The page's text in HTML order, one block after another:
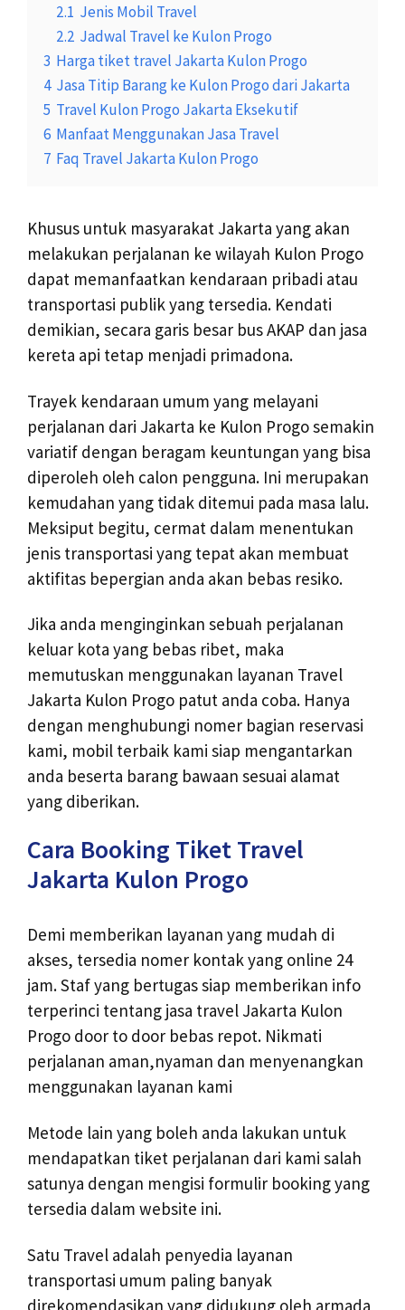
2.1 Jenis Mobil Travel
2.2 Jadwal Travel ke Kulon Progo
3 Harga tiket travel Jakarta Kulon Progo
4 Jasa Titip Barang ke Kulon Progo dari Jakarta
5 Travel Kulon Progo Jakarta Eksekutif
6 Manfaat Menggunakan Jasa Travel
7 Faq Travel Jakarta Kulon Progo
Khusus untuk masyarakat Jakarta yang akan
melakukan perjalanan ke wilayah Kulon Progo
dapat memanfaatkan kendaraan pribadi atau
transportasi publik yang tersedia. Kendati
demikian, secara garis besar bus AKAP dan jasa
kereta api tetap menjadi primadona.
Trayek kendaraan umum yang melayani
perjalanan dari Jakarta ke Kulon Progo semakin
variatif dengan beragam keuntungan yang bisa
diperoleh oleh calon pengguna. Ini merupakan
kemudahan yang tidak ditemui pada masa lalu.
Meksiput begitu, cermat dalam menentukan
jenis transportasi yang tepat akan membuat
aktifitas bepergian anda akan bebas resiko.
Jika anda menginginkan sebuah perjalanan
keluar kota yang bebas ribet, maka
memutuskan menggunakan layanan Travel
Jakarta Kulon Progo patut anda coba. Hanya
dengan menghubungi nomer bagian reservasi
kami, mobil terbaik kami siap mengantarkan
anda beserta barang bawaan sesuai alamat
yang diberikan.
Cara Booking Tiket Travel
Jakarta Kulon Progo
Demi memberikan layanan yang mudah di
akses, tersedia nomer kontak yang online 24
jam. Staf yang bertugas siap memberikan info
terperinci tentang jasa travel Jakarta Kulon
Progo door to door bebas repot. Nikmati
perjalanan aman,nyaman dan menyenangkan
menggunakan layanan kami
Metode lain yang boleh anda lakukan untuk
mendapatkan tiket perjalanan dari kami salah
satunya dengan mengisi formulir booking yang
tersedia dalam website ini.
Satu Travel adalah penyedia layanan
transportasi umum paling banyak
direkomendasikan yang didukung oleh armada